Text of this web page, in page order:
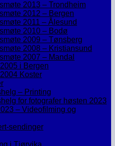
2013 – Trondheim
2012 – Bergen
2011 – Ålesund
2010 – Bodø
2009 – Tønsberg
2008 – Kristiansund
2007 – Mandal
i Bergen
Koster
– Printing
for fotografer høsten 2023
– Videofilming og
sendinger
i Tjørvika